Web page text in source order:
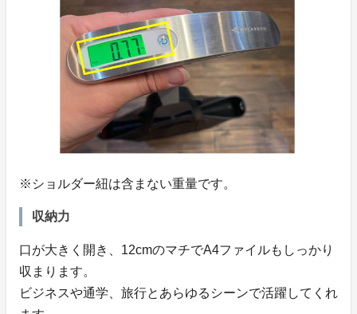
※ショルダー紐は含まない重量です。
収納力
口が大きく開き、12cmのマチでA4ファイルもしっかり
収まります。
ビジネスや通学、旅行とあらゆるシーンで活躍してくれ